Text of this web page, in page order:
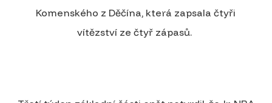
Komenského z Děčína, která zapsala čtyři
vítězství ze čtyř zápasů.